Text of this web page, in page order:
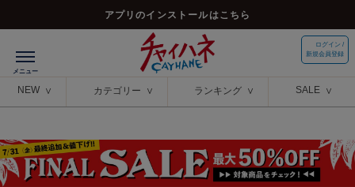
アプリのインストールはこちら
ログイン /
新規会員登録
NEW カテゴリー ランキング SALE